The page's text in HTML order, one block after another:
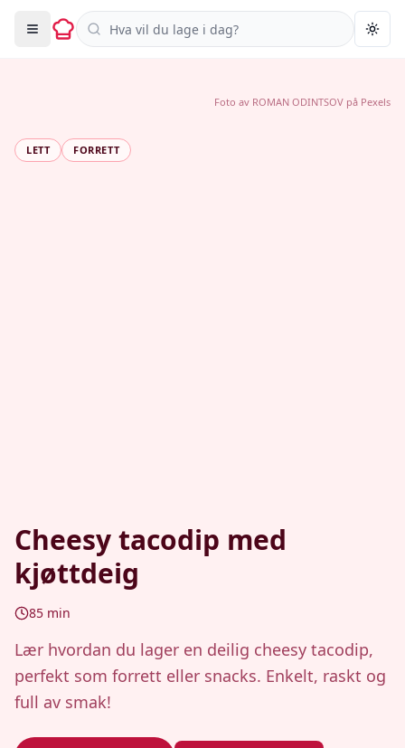
Søk i oppskrifter
LETT FORRETT
Cheesy tacodip med
kjøttdeig
85 min
Lær hvordan du lager en deilig cheesy tacodip,
perfekt som forrett eller snacks. Enkelt, raskt og
full av smak!
Foto av ROMAN ODINTSOV på Pexels